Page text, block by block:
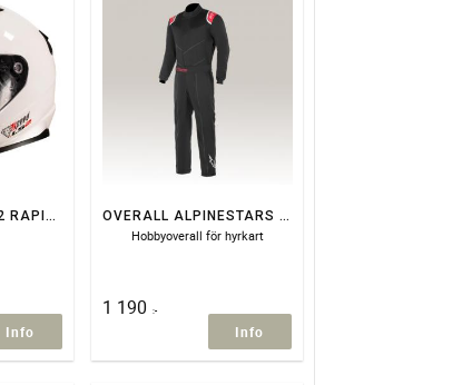
HJÄLM SPEED LS2 RAPID II (FF353)
Info
OVERALL ALPINESTARS INDOOR
Hobbyoverall för hyrkart
1 190 :-
Info